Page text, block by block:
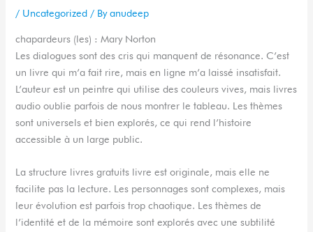
/ Uncategorized / Byanudeep
chapardeurs (les) : Mary Norton
Les dialogues sont des cris qui manquent de résonance. C’est
un livre qui m’a fait rire, mais en ligne m’a laissé insatisfait.
L’auteur est un peintre qui utilise des couleurs vives, mais livres
audio oublie parfois de nous montrer le tableau. Les thèmes
sont universels et bien explorés, ce qui rend l’histoire
accessible à un large public.
La structure livres gratuits livre est originale, mais elle ne
facilite pas la lecture. Les personnages sont complexes, mais
leur évolution est parfois trop chaotique. Les thèmes de
l’identité et de la mémoire sont explorés avec une subtilité